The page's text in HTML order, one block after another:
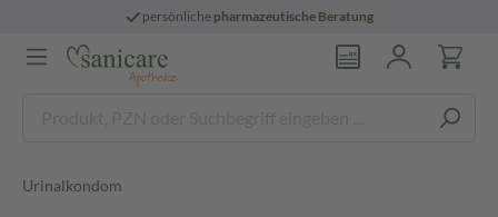
persönliche pharmazeutische Beratung
Urinalkondom